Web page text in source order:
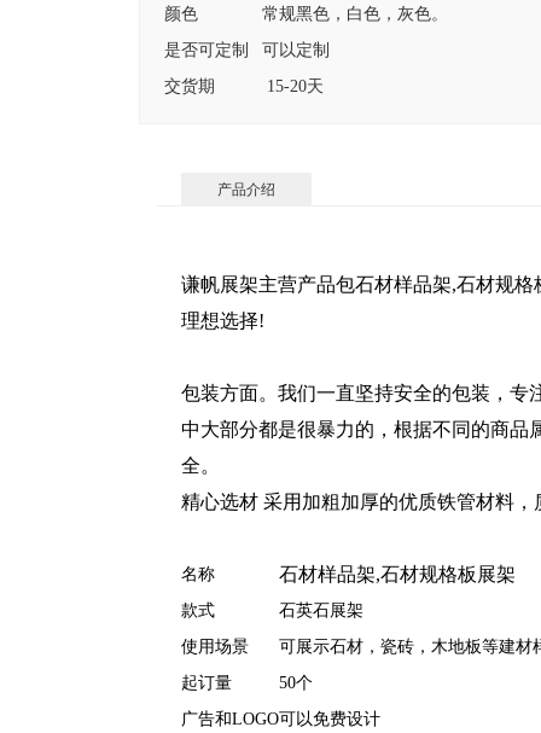
颜色
常规黑色，白色，灰色。
是否可定制
可以定制
交货期
15-20天
产品介绍
谦帆展架主营产品包石材样品架,石材规
理想选择!
包装方面。我们一直坚持安全的包装，专
中大部分都是很暴力的，根据不同的商品
全。
精心选材 采用加粗加厚的优质铁管材料
名称 石材样品架,石材规格板展架
款式
石英石展架
使用场景
可展示石材，瓷砖，木地板等建
起订量
50个
广告和LOGO可以免费设计